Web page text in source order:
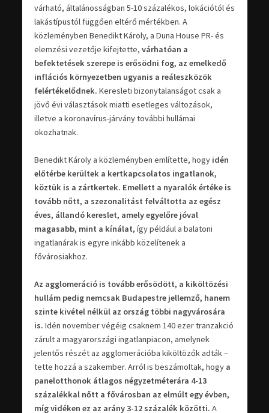
várható, általánosságban 5-10 százalékos, lokációtól és
lakástípustól függően eltérő mértékben. A
közleményben Benedikt Károly, a Duna House PR- és
elemzési vezetője kifejtette, várhatóan a
befektetések szerepe is erősödni fog, az emelkedő
inflációs környezetben ugyanis a reáleszközök
felértékelődnek. Keresleti bizonytalanságot csak a
jövő évi választások miatti esetleges változások,
illetve a koronavírus-járvány további hullámai
okozhatnak.
Benedikt Károly a közleményben említette, hogyidén
előtérbe kerültek a kertkapcsolatos ingatlanok,
köztük is a zártkertek. Emellett a nyaralók értéke is
tovább nőtt, a szezonalitást felváltotta az egész
éves, állandó kereslet, amely egyelőre jóval
magasabb, mint a kínálat, így például a balatoni
ingatlanárak is egyre inkább közelítenek a
fővárosiakhoz.
Az agglomeráció is tovább erősödött, a kiköltözési
hullám pedig nemcsak Budapestre jellemző, hanem
szinte kivétel nélkül az ország többi nagyvárosára
is. Idén november végéig csaknem 140 ezer tranzakció
zárult a magyarországi ingatlanpiacon, amelynek
jelentős részét az agglomerációba kiköltözők adták –
tette hozzá a szakember. Arról is beszámoltak, hogy a
panelotthonok átlagos négyzetméterára 4-13
százalékkal nőtt a fővárosban az elmúlt egy évben,
míg vidéken ez az arány 3-12 százalék közötti. A